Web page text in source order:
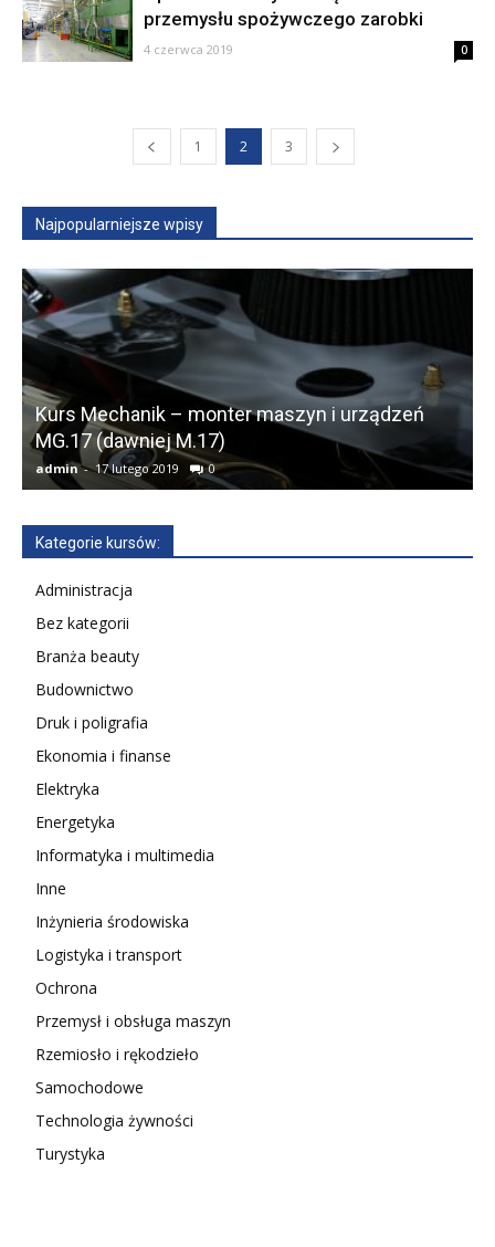
przemysłu spożywczego zarobki
4 czerwca 2019 0
1 2 3
Najpopularniejsze wpisy
Kurs Mechanik – monter maszyn i urządzeń
MG.17 (dawniej M.17)
admin - 17 lutego 2019 0
Kategorie kursów:
Administracja
Bez kategorii
Branża beauty
Budownictwo
Druk i poligrafia
Ekonomia i finanse
Elektryka
Energetyka
Informatyka i multimedia
Inne
Inżynieria środowiska
Logistyka i transport
Ochrona
Przemysł i obsługa maszyn
Rzemiosło i rękodzieło
Samochodowe
Technologia żywności
Turystyka